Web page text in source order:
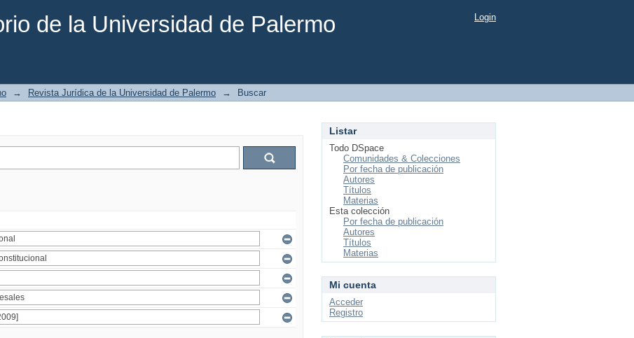
de la Universidad de Palermo Login
→ Revista Jurídica de la Universidad de Palermo → Buscar
Listar
Todo DSpace
Comunidades & Colecciones
Por fecha de publicación
Autores
Títulos
Materias
Esta colección
Por fecha de publicación
Autores
Títulos
Materias
Mi cuenta
Acceder
Registro